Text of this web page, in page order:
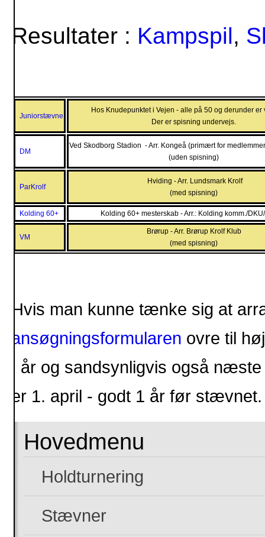
Resultater : Kampspil,
Juniorstævne
Hos Knudepunktet i Vejen - alle på 50 og derunder er
Der er spisning undervejs.
DM
Ved Skodborg Stadion - Arr. Kongeå (primært for
(uden spisning)
ParKrolf
Hviding - Arr. Lundsmark Krolf
(med spisning)
Kolding 60+ Kolding 60+ mesterskab - Arr.: Kolding komm./
VM
Brørup - Arr. Brørup Krolf Klub
(med spisning)
Hvis man kunne tænke sig at
ansøgningsformularen ovre til
I år og sandsynligvis også
er 1. april - godt 1 år før stævnet.
Hovedmenu
Holdturnering
Stævner